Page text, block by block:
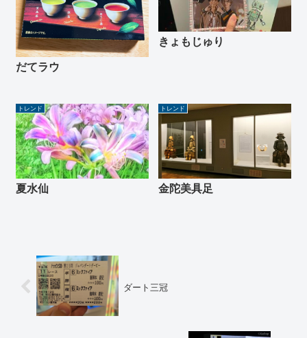
だてラウ
きょもじゅり
トレンド
夏水仙
トレンド
金陀美具足
ダート三冠